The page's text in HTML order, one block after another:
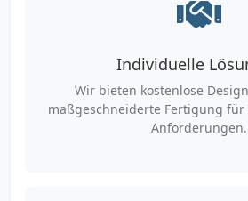
Individuelle
Wir bieten kostenlose
maßgeschneiderte Fertigung für
Anforderungen.